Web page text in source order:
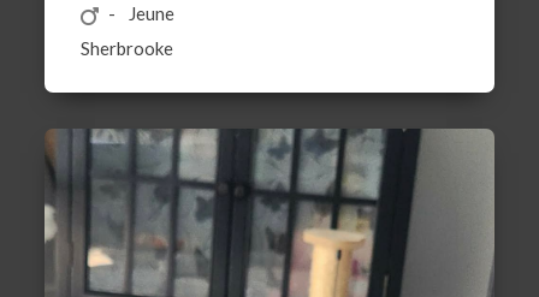
Jeune
Sherbrooke